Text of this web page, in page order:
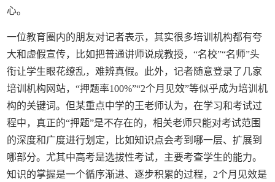
心。
一位教育圈内的朋友对记者表示，其实很多培训机构都有夸
大和虚假宣传，比如把普通讲师说成教授，“名校”“名师”头
衔让学生眼花缭乱，难辨真假。此外，记者随意登录了几家
培训机构网站，“押题率100%”“2个月见效”等似乎成为培训机
构的关键词。但某重点中学的王老师认为，在学习和考试过
程中，真正的“押题”是不存在的，相关老师只能对考试范围
的深度和广度进行划定，比如知识点会考到哪一层、扩展到
哪部分。尤其中高考是选拔性考试，主要考查学生的能力。
知识的掌握是一个循序渐进、逐步积累的过程，2个月见效是